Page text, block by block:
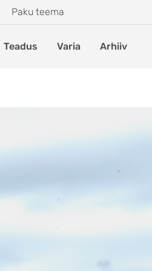
Paku teema
Teadus Varia Arhiiv